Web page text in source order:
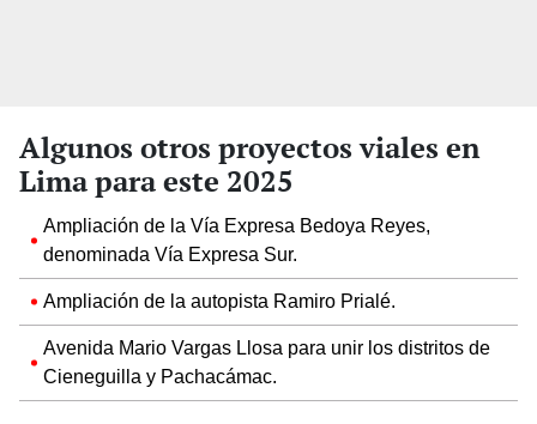
Algunos otros proyectos viales en
Lima para este 2025
Ampliación de la Vía Expresa Bedoya Reyes,
denominada Vía Expresa Sur.
Ampliación de la autopista Ramiro Prialé.
Avenida Mario Vargas Llosa para unir los distritos de
Cieneguilla y Pachacámac.